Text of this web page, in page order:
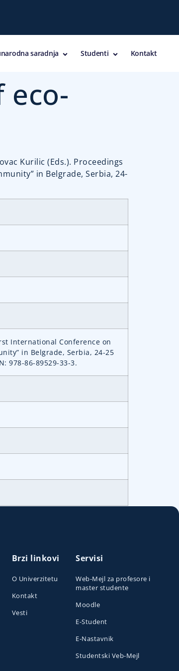
saradnja Studenti Kontakt
Kurilic (Eds.). Proceedings
in Belgrade, Serbia, 24-
International Conference on
in Belgrade, Serbia, 24-25
978-86-89529-33-3.
Brzi linkovi
O Univerzitetu
Kontakt
Vesti
Servisi
Web-Mejl za profesore i
master studente
Moodle
E-Student
E-Nastavnik
Studentski Veb-Mejl